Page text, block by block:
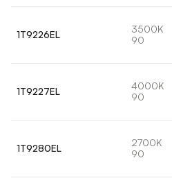
1T9226EL
3500K
90
1T9227EL
4000K
90
1T9280EL
2700K
90